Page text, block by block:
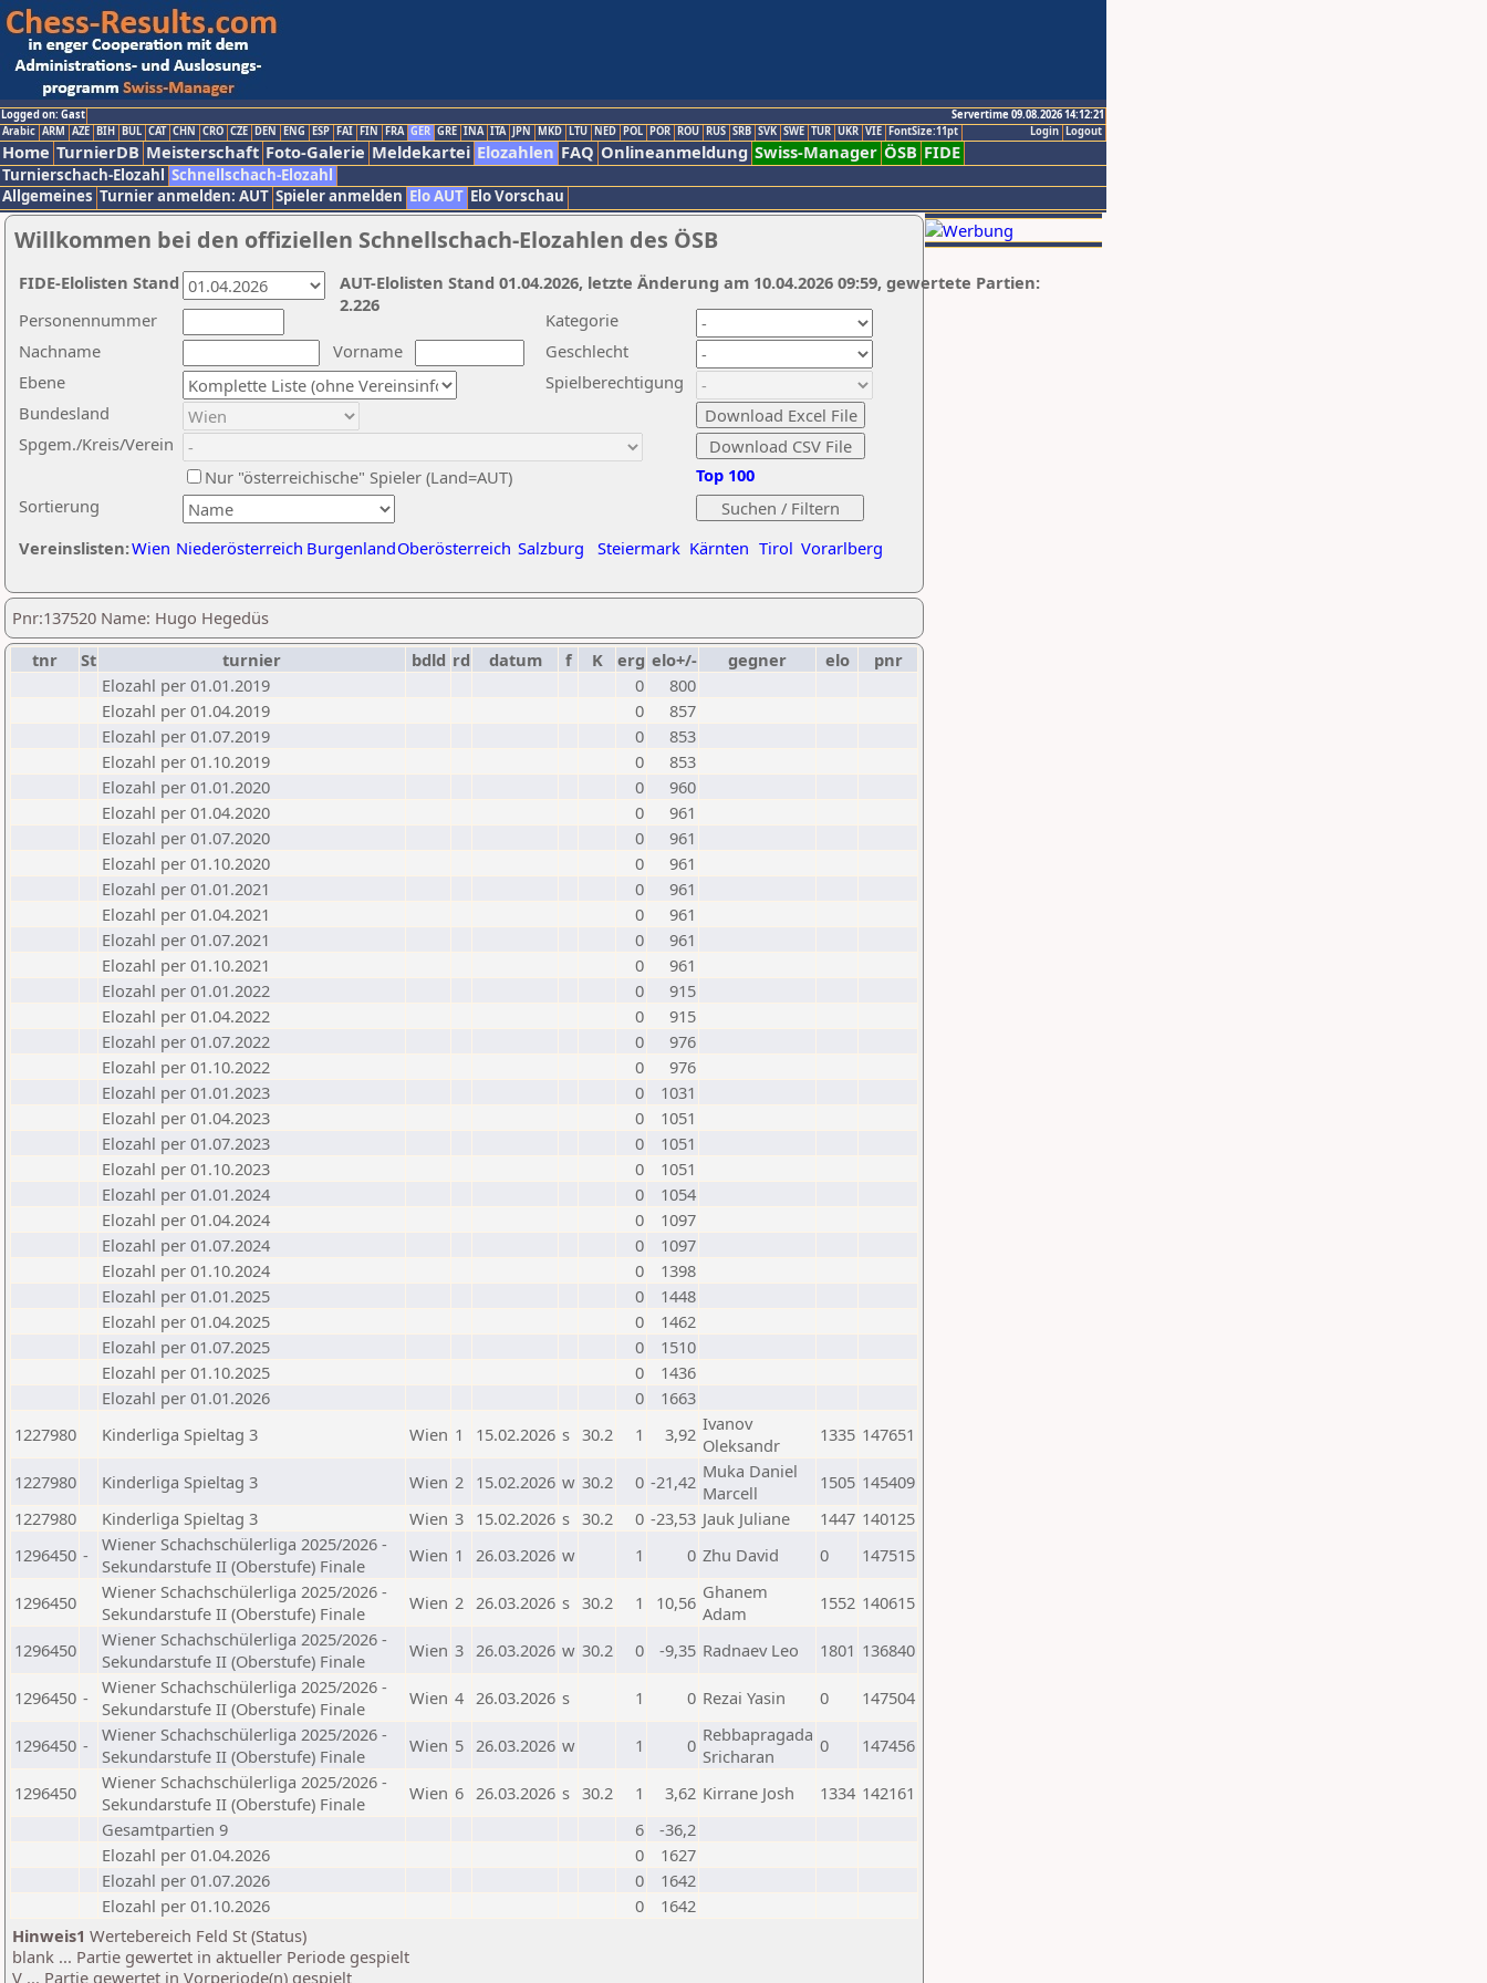
Logged on: Gast
Servertime 09.08.2026 14:12:21
Logout
Login
Arabic ARM AZE BIH BUL CAT CHN CRO CZE DEN ENG ESP FAI FIN FRA GER GRE INA ITA JPN MKD LTU NED POL POR ROU RUS SRB SVK SWE TUR UKR VIE FontSize:11pt
Home TurnierDB Meisterschaft Foto-Galerie Meldekartei Elozahlen FAQ Onlineanmeldung Swiss-Manager ÖSB FIDE
Turnierschach-Elozahl Schnellschach-Elozahl
Allgemeines Turnier anmelden: AUT Spieler anmelden Elo AUT Elo Vorschau
Willkommen bei den offiziellen Schnellschach-Elozahlen des ÖSB
Nachname
Vorname
Ebene
Kategorie
Sortierung
Personennummer
Bundesland
Spgem./Kreis/Verein
Geschlecht
Nur "österreichische" Spieler (Land=AUT)
Spielberechtigung
Vereinslisten:Wien Niederösterreich BurgenlandOberösterreich Salzburg Steiermark Kärnten Tirol Vorarlberg
Top 100
AUT-Elolisten Stand 01.04.2026, letzte Änderung am 10.04.2026 09:59, gewertete Partien:
2.226
FIDE-Elolisten Stand
Pnr:137520 Name: Hugo Hegedüs
tnr
St turnier bdld rd datum f K erg elo+/- gegner elo
pnr
Elozahl per 01.01.2019
0
800
Elozahl per 01.04.2019
0
857
Elozahl per 01.07.2019
0
853
Elozahl per 01.10.2019
0
853
Elozahl per 01.01.2020
0
960
Elozahl per 01.04.2020
0
961
Elozahl per 01.07.2020
0
961
Elozahl per 01.10.2020
0
961
Elozahl per 01.01.2021
0
961
Elozahl per 01.04.2021
0
961
Elozahl per 01.07.2021
0
961
Elozahl per 01.10.2021
0
961
Elozahl per 01.01.2022
0
915
Elozahl per 01.04.2022
0
915
Elozahl per 01.07.2022
0
976
Elozahl per 01.10.2022
0
976
Elozahl per 01.01.2023
0
1031
Elozahl per 01.04.2023
0
1051
Elozahl per 01.07.2023
0
1051
Elozahl per 01.10.2023
0
1051
Elozahl per 01.01.2024
0
1054
Elozahl per 01.04.2024
0
1097
Elozahl per 01.07.2024
0
1097
Elozahl per 01.10.2024
0
1398
Elozahl per 01.01.2025
0
1448
Elozahl per 01.04.2025
0
1462
Elozahl per 01.07.2025
0
1510
Elozahl per 01.10.2025
0
1436
Elozahl per 01.01.2026
0
1663
1227980
Kinderliga Spieltag 3 Wien 1 15.02.2026 s 30.2 1 3,92 Ivanov
Oleksandr
1335 147651
1227980 Kinderliga Spieltag 3 Wien 2 15.02.2026 w 30.2 0 -21,42 Muka Daniel
Marcell
1505 145409
1227980
Kinderliga Spieltag 3 Wien 3 15.02.2026 s 30.2 0 -23,53 Jauk Juliane 1447 140125
1296450 -
Wiener Schachschülerliga 2025/2026 -
Sekundarstufe II (Oberstufe) Finale
Wien 1 26.03.2026 w 1 0 Zhu David 0 147515
1296450
Wiener Schachschülerliga 2025/2026 -
Sekundarstufe II (Oberstufe) Finale
Wien 2 26.03.2026 s 30.2 1 10,56 Ghanem
Adam
1552 140615
1296450
Wiener Schachschülerliga 2025/2026 -
Sekundarstufe II (Oberstufe) Finale
Wien 3 26.03.2026 w 30.2 0 -9,35 Radnaev Leo 1801 136840
1296450 -
Wiener Schachschülerliga 2025/2026 -
Sekundarstufe II (Oberstufe) Finale
Wien 4 26.03.2026 s 1 0 Rezai Yasin 0 147504
1296450 -
Wiener Schachschülerliga 2025/2026 -
Sekundarstufe II (Oberstufe) Finale
Wien 5 26.03.2026 w 1 0 Rebbapragada
Sricharan
0 147456
1296450
Wiener Schachschülerliga 2025/2026 -
Sekundarstufe II (Oberstufe) Finale
Wien 6 26.03.2026 s 30.2 1 3,62 Kirrane Josh 1334 142161
Gesamtpartien 9
6
-36,2
Elozahl per 01.04.2026
0
1627
Elozahl per 01.07.2026
0
1642
Elozahl per 01.10.2026
0
1642
Hinweis1 Wertebereich Feld St (Status)
blank ... Partie gewertet in aktueller Periode gespielt
V ... Partie gewertet in Vorperiode(n) gespielt